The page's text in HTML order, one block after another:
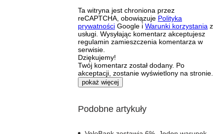
Ta witryna jest chroniona przez
reCAPTCHA, obowiązuje Polityka
prywatności Google i Warunki korzystania z
usługi. Wysyłając komentarz akceptujesz
regulamin zamieszczenia komentarza w
serwisie.
Dziękujemy!
Twój komentarz został dodany. Po
akceptacji, zostanie wyświetlony na stronie.
pokaż więcej
Podobne artykuły